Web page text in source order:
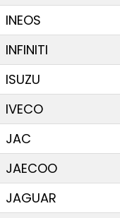
INEOS
INFINITI
ISUZU
IVECO
JAC
JAECOO
JAGUAR